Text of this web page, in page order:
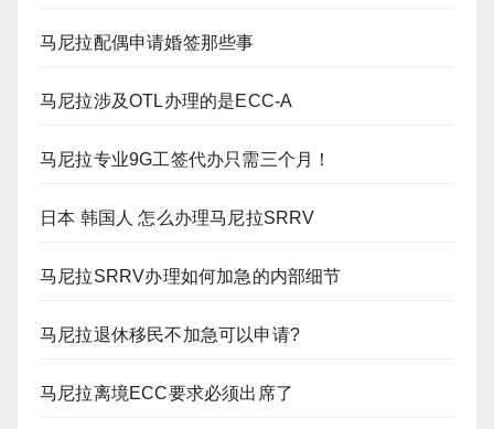
马尼拉配偶申请婚签那些事
马尼拉涉及OTL办理的是ECC-A
马尼拉专业9G工签代办只需三个月！
日本 韩国人 怎么办理马尼拉SRRV
马尼拉SRRV办理如何加急的内部细节
马尼拉退休移民不加急可以申请?
马尼拉离境ECC要求必须出席了